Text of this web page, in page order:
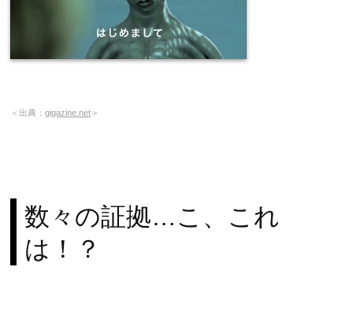
＜出典：gigazine.net ＞
数々の証拠…こ、これ
は！？